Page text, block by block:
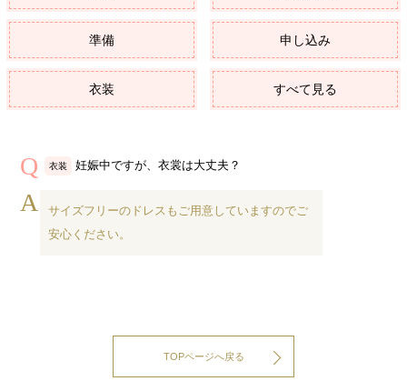
準備 申し込み
衣装 すべて見る
衣装 妊娠中ですが、衣裳は大丈夫？
サイズフリーのドレスもご用意していますのでご
安心ください。
TOPページへ戻る